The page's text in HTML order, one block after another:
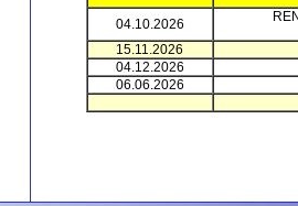
04.10.2026
15.11.2026
04.12.2026
06.06.2026